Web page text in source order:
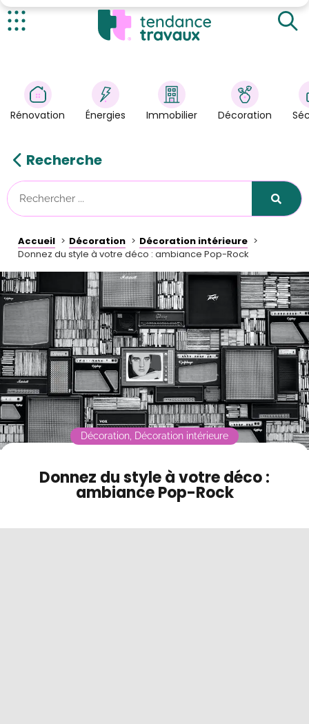
Énergies
Immobilier
Astuces/DIY
Tendance Travaux
Kit partenaire
À propos
Contact
Mode sombre
Rénovation Énergies Immobilier Décoration
Recherche
Accueil Décoration
Décoration intérieure
Donnez du style à votre déco : ambiance Pop-Rock
Des couleurs tranchées pour les murs
Des objets English Touch
Donnez du style à votre déco :
ambiance Pop-Rock
Décoration Décoration intérieure